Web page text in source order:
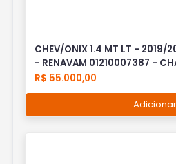
CHEV/ONIX 1.4 MT LT - 2019/
- RENAVAM 01210007387 -
R$ 55.000,00
Adicionar